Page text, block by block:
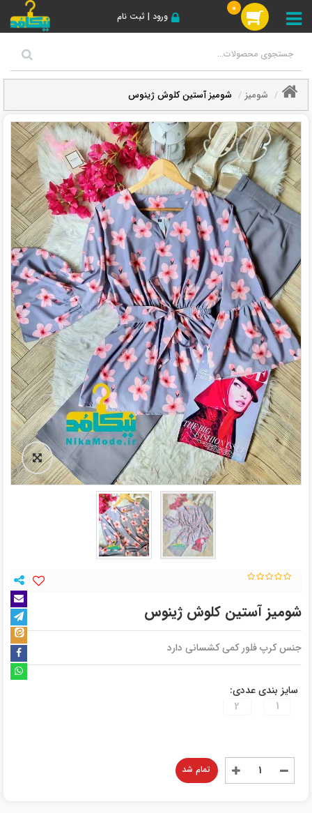
ورود | ثبت نام
0
شومیز شومیز آستین کلوش ژینوس
شومیز آستین کلوش ژینوس
جنس کرپ فلور کمی کشسانی دارد
سایز بندی عددی:
1
2
تمام شد